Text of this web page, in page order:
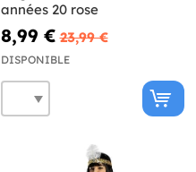
années 20 rose
8,99 € 23,99 €
DISPONIBLE